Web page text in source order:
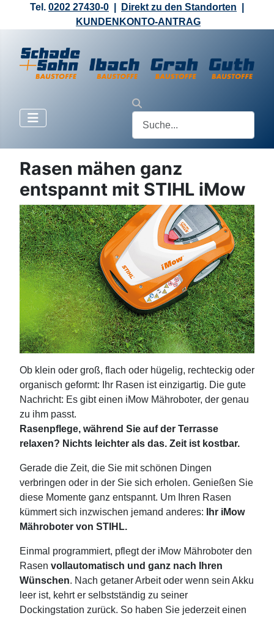
Tel. 0202 27430-0 Direkt zu den Standorten
KUNDENKONTO-ANTRAG
Rasen mähen ganz
entspannt mit STIHL iMow
Ob klein oder groß, flach oder hügelig, rechteckig oder
organisch geformt: Ihr Rasen ist einzigartig. Die gute
Nachricht: Es gibt einen iMow Mähroboter, der genau
zu ihm passt.
Rasenpflege, während Sie auf der Terrasse
relaxen? Nichts leichter als das. Zeit ist kostbar.
Gerade die Zeit, die Sie mit schönen Dingen
verbringen oder in der Sie sich erholen. Genießen Sie
diese Momente ganz entspannt. Um Ihren Rasen
kümmert sich inzwischen jemand anderes:
Ihr iMow
Mähroboter von STIHL.
Einmal programmiert, pflegt der iMow Mähroboter den
Rasen vollautomatisch und ganz nach Ihren
Wünschen. Nach getaner Arbeit oder wenn sein Akku
leer ist, kehrt er selbstständig zu seiner
Dockingstation zurück. So haben Sie jederzeit einen